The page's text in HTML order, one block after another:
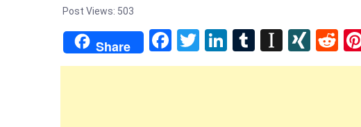
Post Views: 503
Share Facebook
TwitterLinkedIn
Tumblr